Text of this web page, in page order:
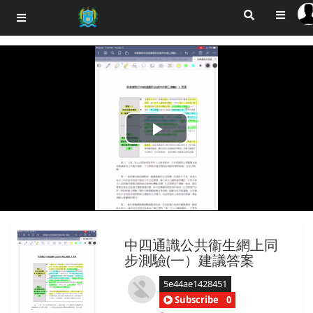
Play
Video
中四通識公共衞生網上同
步測驗(一）建議答案
5e44ae1428451
Subscribe
0